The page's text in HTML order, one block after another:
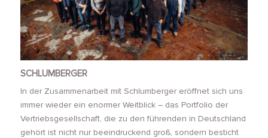
SCHLUMBERGER
In der Zusammenarbeit mit Schlumberger eröffnet sich uns
immer wieder ein enormer Weitblick – das Portfolio der
Vertriebsgesellschaft, die zu den führenden in Deutschland
gehört ist nicht nur beeindruckend groß, sondern besticht